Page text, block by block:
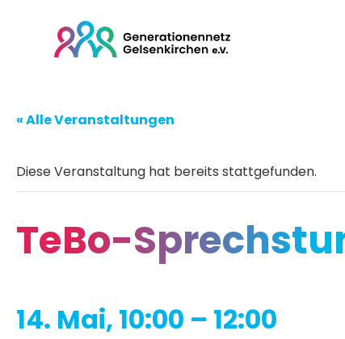
« Alle Veranstaltungen
Diese Veranstaltung hat bereits stattgefunden.
TeBo-
14. Mai, 10:00 – 12:00